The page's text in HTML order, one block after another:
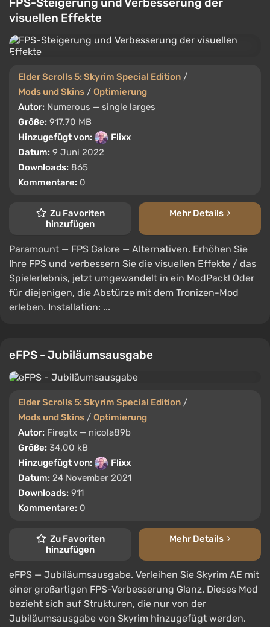
visuellen Effekte
Elder Scrolls 5: Skyrim Special Edition /
Mods und Skins / Optimierung
Autor: Numerous — single larges
Größe: 917.70 MB
Hinzugefügt von:
Flixx
Datum: 9 Juni 2022
Downloads: 865
Kommentare: 0
Zu Favoriten
hinzufügen
Mehr Details
Paramount — FPS Galore — Alternativen. Erhöhen Sie
Ihre FPS und verbessern Sie die visuellen Effekte / das
Spielerlebnis, jetzt umgewandelt in ein ModPack! Oder
für diejenigen, die Abstürze mit dem Tronizen-Mod
erleben. Installation: ...
eFPS - Jubiläumsausgabe
Elder Scrolls 5: Skyrim Special Edition /
Mods und Skins / Optimierung
Autor: Firegtx — nicola89b
Größe: 34.00 kB
Hinzugefügt von:
Flixx
Datum: 24 November 2021
Downloads: 911
Kommentare: 0
Zu Favoriten
hinzufügen
Mehr Details
eFPS — Jubiläumsausgabe. Verleihen Sie Skyrim AE mit
einer großartigen FPS-Verbesserung Glanz. Dieses Mod
bezieht sich auf Strukturen, die nur von der
Jubiläumsausgabe von Skyrim hinzugefügt werden.